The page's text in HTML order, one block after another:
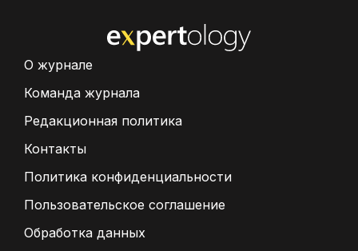
О журнале
Команда журнала
Редакционная политика
Контакты
Политика конфиденциальности
Пользовательское соглашение
Обработка данных